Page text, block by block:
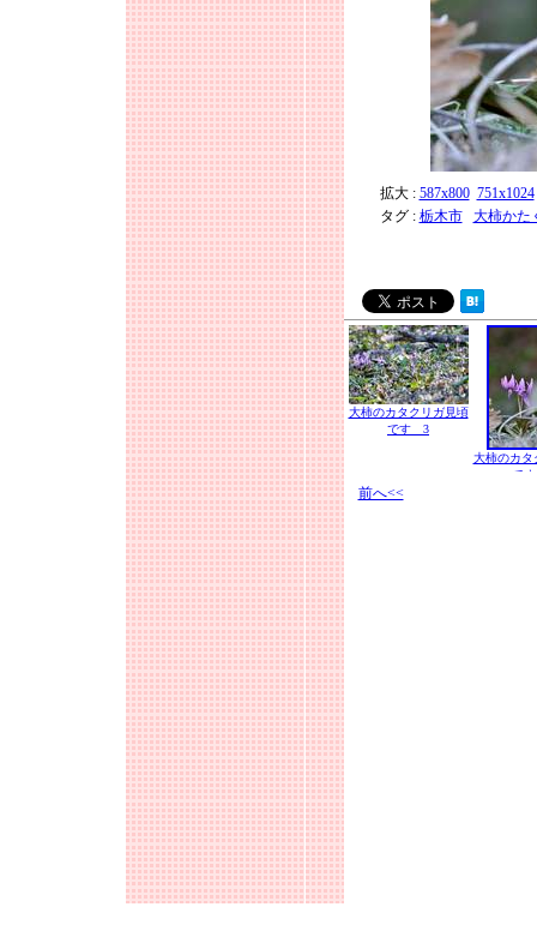
拡大 : 587x800 751x1024
タグ : 栃木市 大柿かた
大柿のカタクリガ見頃
です 3
大柿のカタ
で
前へ<<